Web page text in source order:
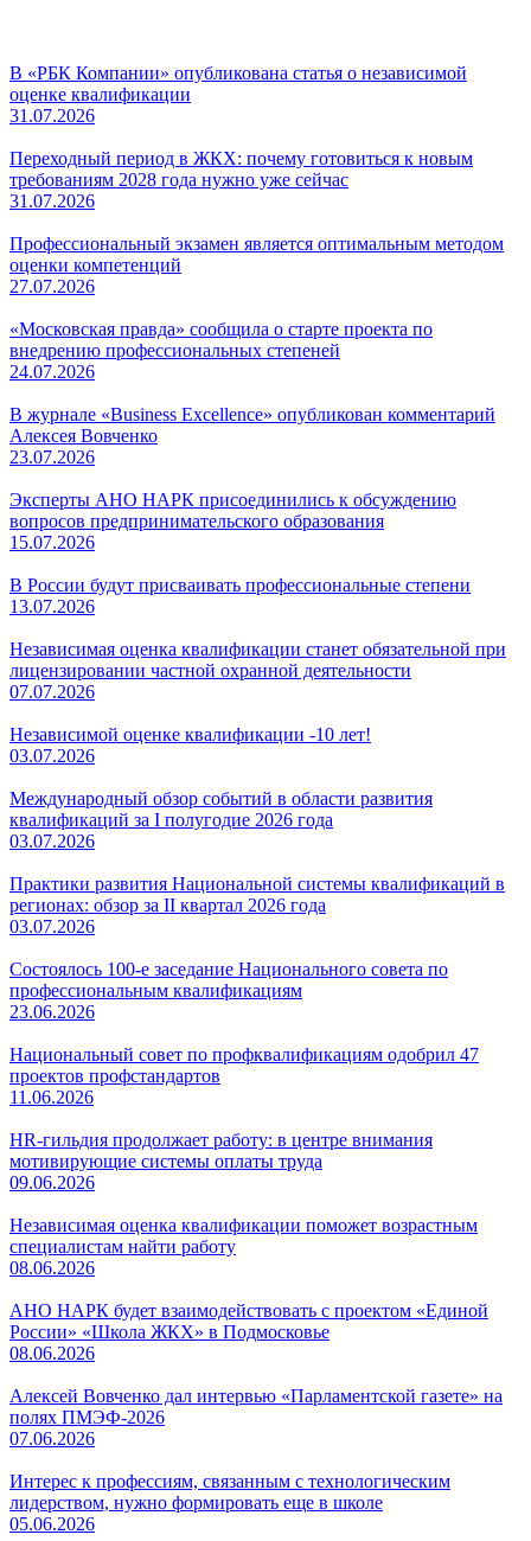
В «РБК Компании» опубликована статья о независимой
оценке квалификации
31.07.2026
Переходный период в ЖКХ: почему готовиться к новым
требованиям 2028 года нужно уже сейчас
31.07.2026
Профессиональный экзамен является оптимальным методом
оценки компетенций
27.07.2026
«Московская правда» сообщила о старте проекта по
внедрению профессиональных степеней
24.07.2026
В журнале «Business Excellence» опубликован комментарий
Алексея Вовченко
23.07.2026
Эксперты АНО НАРК присоединились к обсуждению
вопросов предпринимательского образования
15.07.2026
В России будут присваивать профессиональные степени
13.07.2026
Независимая оценка квалификации станет обязательной при
лицензировании частной охранной деятельности
07.07.2026
Независимой оценке квалификации -10 лет!
03.07.2026
Международный обзор событий в области развития
квалификаций за I полугодие 2026 года
03.07.2026
Практики развития Национальной системы квалификаций в
регионах: обзор за II квартал 2026 года
03.07.2026
Состоялось 100-е заседание Национального совета по
профессиональным квалификациям
23.06.2026
Национальный совет по профквалификациям одобрил 47
проектов профстандартов
11.06.2026
HR-гильдия продолжает работу: в центре внимания
мотивирующие системы оплаты труда
09.06.2026
Независимая оценка квалификации поможет возрастным
специалистам найти работу
08.06.2026
АНО НАРК будет взаимодействовать с проектом «Единой
России» «Школа ЖКХ» в Подмосковье
08.06.2026
Алексей Вовченко дал интервью «Парламентской газете» на
полях ПМЭФ-2026
07.06.2026
Интерес к профессиям, связанным с технологическим
лидерством, нужно формировать еще в школе
05.06.2026